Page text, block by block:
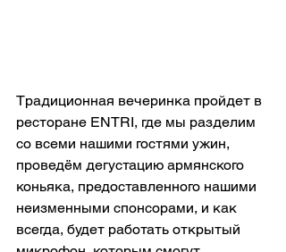
Традиционная вечеринка пройдет в
ресторане ENTRI, где мы разделим
со всеми нашими гостями ужин,
проведём дегустацию армянского
коньяка, предоставленного нашими
неизменными спонсорами, и как
всегда, будет работать открытый